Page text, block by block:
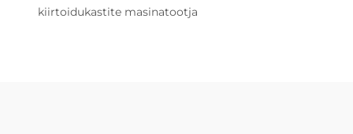
kiirtoidukastite masinatootja